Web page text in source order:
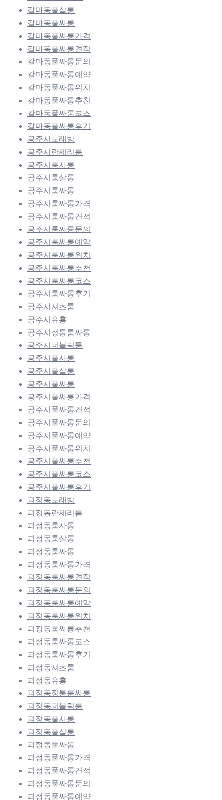
갈마동풀살롱
갈마동풀싸롱
갈마동풀싸롱가격
갈마동풀싸롱견적
갈마동풀싸롱문의
갈마동풀싸롱예약
갈마동풀싸롱위치
갈마동풀싸롱추천
갈마동풀싸롱코스
갈마동풀싸롱후기
공주시노래방
공주시란제리룸
공주시룸사롱
공주시룸살롱
공주시룸싸롱
공주시룸싸롱가격
공주시룸싸롱견적
공주시룸싸롱문의
공주시룸싸롱예약
공주시룸싸롱위치
공주시룸싸롱추천
공주시룸싸롱코스
공주시룸싸롱후기
공주시셔츠룸
공주시유흥
공주시정통룸싸롱
공주시퍼블릭룸
공주시풀사롱
공주시풀살롱
공주시풀싸롱
공주시풀싸롱가격
공주시풀싸롱견적
공주시풀싸롱문의
공주시풀싸롱예약
공주시풀싸롱위치
공주시풀싸롱추천
공주시풀싸롱코스
공주시풀싸롱후기
괴정동노래방
괴정동란제리룸
괴정동룸사롱
괴정동룸살롱
괴정동룸싸롱
괴정동룸싸롱가격
괴정동룸싸롱견적
괴정동룸싸롱문의
괴정동룸싸롱예약
괴정동룸싸롱위치
괴정동룸싸롱추천
괴정동룸싸롱코스
괴정동룸싸롱후기
괴정동셔츠룸
괴정동유흥
괴정동정통룸싸롱
괴정동퍼블릭룸
괴정동풀사롱
괴정동풀살롱
괴정동풀싸롱
괴정동풀싸롱가격
괴정동풀싸롱견적
괴정동풀싸롱문의
괴정동풀싸롱예약